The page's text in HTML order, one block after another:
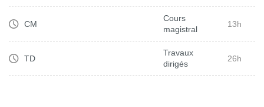
CM
Cours
magistral
13h
TD
Travaux
dirigés
26h